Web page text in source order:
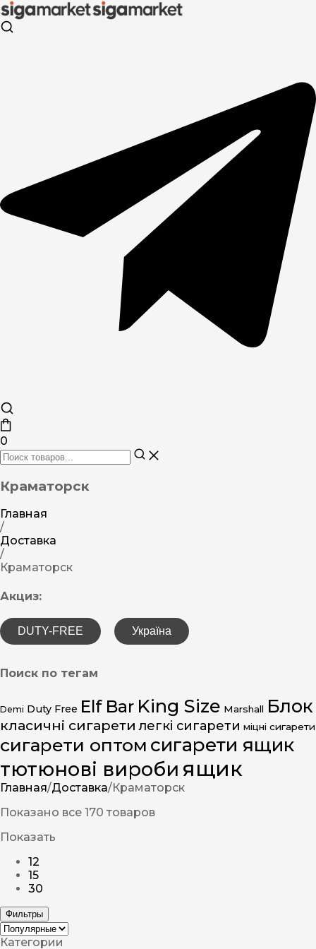
0
Краматорск
Главная
/
Доставка
/
Краматорск
Акциз:
DUTY-FREE Україна
Поиск по тегам
Demi Duty Free Elf Bar King Size Marshall Блок
класичні сигарети легкі сигарети міцні сигарети
сигарети оптом сигарети ящик
тютюнові вироби ящик
Главная/Доставка/Краматорск
Показано все 170 товаров
Показать
12
15
30
Фильтры
Категории